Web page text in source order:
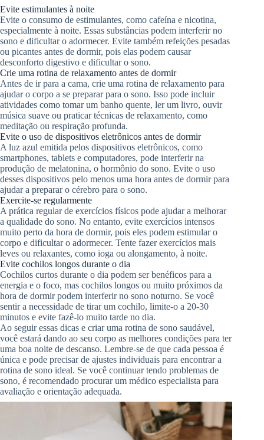
Evite estimulantes à noite
Evite o consumo de estimulantes, como cafeína e nicotina,
especialmente à noite. Essas substâncias podem interferir no
sono e dificultar o adormecer. Evite também refeições pesadas
ou picantes antes de dormir, pois elas podem causar
desconforto digestivo e dificultar o sono.
Crie uma rotina de relaxamento antes de dormir
Antes de ir para a cama, crie uma rotina de relaxamento para
ajudar o corpo a se preparar para o sono. Isso pode incluir
atividades como tomar um banho quente, ler um livro, ouvir
música suave ou praticar técnicas de relaxamento, como
meditação ou respiração profunda.
Evite o uso de dispositivos eletrônicos antes de dormir
A luz azul emitida pelos dispositivos eletrônicos, como
smartphones, tablets e computadores, pode interferir na
produção de melatonina, o hormônio do sono. Evite o uso
desses dispositivos pelo menos uma hora antes de dormir para
ajudar a preparar o cérebro para o sono.
Exercite-se regularmente
A prática regular de exercícios físicos pode ajudar a melhorar
a qualidade do sono. No entanto, evite exercícios intensos
muito perto da hora de dormir, pois eles podem estimular o
corpo e dificultar o adormecer. Tente fazer exercícios mais
leves ou relaxantes, como ioga ou alongamento, à noite.
Evite cochilos longos durante o dia
Cochilos curtos durante o dia podem ser benéficos para a
energia e o foco, mas cochilos longos ou muito próximos da
hora de dormir podem interferir no sono noturno. Se você
sentir a necessidade de tirar um cochilo, limite-o a 20-30
minutos e evite fazê-lo muito tarde no dia.
Ao seguir essas dicas e criar uma rotina de sono saudável,
você estará dando ao seu corpo as melhores condições para ter
uma boa noite de descanso. Lembre-se de que cada pessoa é
única e pode precisar de ajustes individuais para encontrar a
rotina de sono ideal. Se você continuar tendo problemas de
sono, é recomendado procurar um médico especialista para
avaliação e orientação adequada.